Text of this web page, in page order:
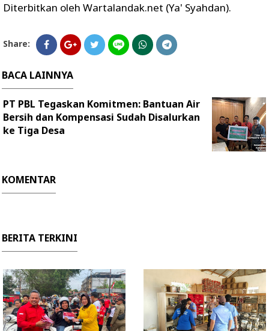
Diterbitkan oleh Wartalandak.net (Ya' Syahdan).
Share:
BACA LAINNYA
PT PBL Tegaskan Komitmen: Bantuan Air
Bersih dan Kompensasi Sudah Disalurkan
ke Tiga Desa
KOMENTAR
BERITA TERKINI